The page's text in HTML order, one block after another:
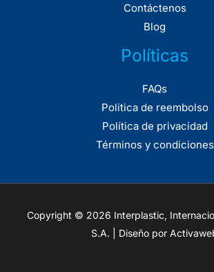
Contáctenos
Blog
Políticas
FAQs
Politica de reembolso
Política de privacidad
Términos y condiciones
Copyright © 2026 Interplastic,
S.A. | Diseño por